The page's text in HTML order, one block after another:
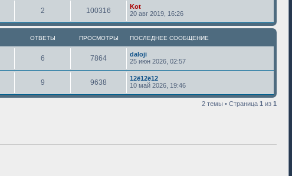
2 100316
Kot
20 авг 2019, 16:26
ОТВЕТЫ ПРОСМОТРЫ ПОСЛЕДНЕЕ СООБЩЕНИЕ
6 7864
daloji
25 июн 2026, 02:57
9 9638
12ё12ё12
10 май 2026, 19:46
2 темы • Страница 1 из 1